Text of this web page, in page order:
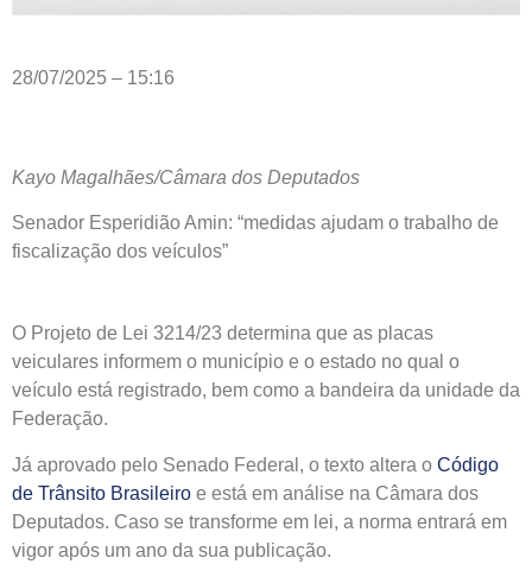
28/07/2025 – 15:16
Kayo Magalhães/Câmara dos Deputados
Senador Esperidião Amin: “medidas ajudam o trabalho de
fiscalização dos veículos”
O Projeto de Lei 3214/23 determina que as placas
veiculares informem o município e o estado no qual o
veículo está registrado, bem como a bandeira da unidade da
Federação.
Já aprovado pelo Senado Federal, o texto altera o Código
de Trânsito Brasileiro e está em análise na Câmara dos
Deputados. Caso se transforme em lei, a norma entrará em
vigor após um ano da sua publicação.